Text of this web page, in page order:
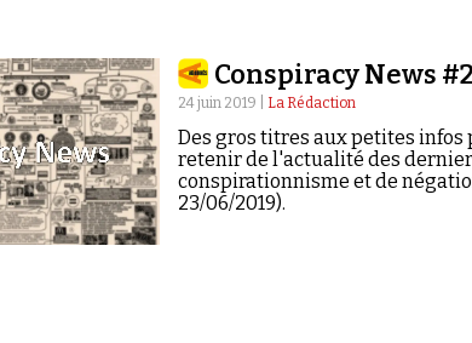
Conspiracy News
24 juin 2019 | La Rédaction
Des gros titres aux petites infos
retenir de l'actualité des
conspirationnisme et de
23/06/2019).